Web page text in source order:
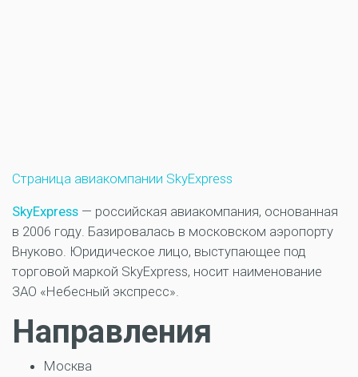
Страница авиакомпании SkyExpress
SkyExpress — российская авиакомпания, основанная
в 2006 году. Базировалась в московском аэропорту
Внуково. Юридическое лицо, выступающее под
торговой маркой SkyExpress, носит наименование
ЗАО «Небесный экспресс».
Направления
Москва